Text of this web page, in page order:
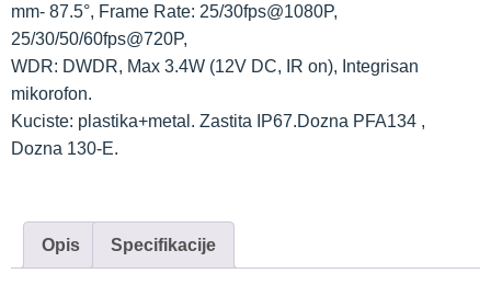
mm- 87.5°, Frame Rate: 25/30fps@1080P,
25/30/50/60fps@720P,
WDR: DWDR, Max 3.4W (12V DC, IR on), Integrisan
mikorofon.
Kuciste: plastika+metal. Zastita IP67.Dozna PFA134 ,
Dozna 130-E.
Opis Specifikacije